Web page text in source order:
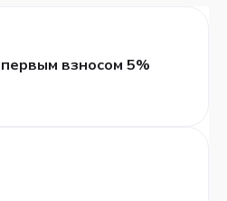
первым взносом 5%